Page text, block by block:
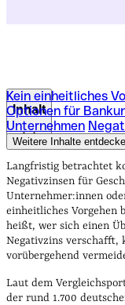
Kein einheitliches
Optionen für
Unternehmen
Weitere Inhalte
Inhalt
Kein einheitliches
Optionen für
Unternehmen
Langfristig betrachtet
Negativzinsen für
Unternehmer:innen
einheitliches Vorgehen
heißt, wer sich einen
Negativzins verschafft,
vorübergehend
Laut dem
der rund 1.700